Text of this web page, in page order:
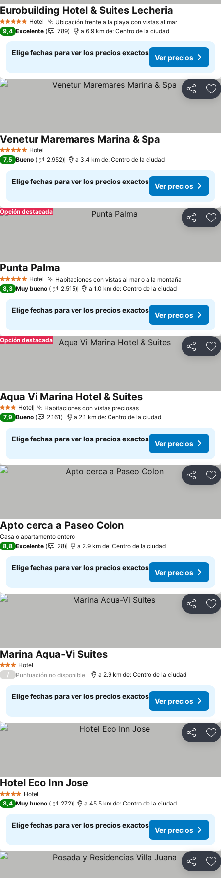
5 Estrellas Hotel Ubicación frente a la playa con vistas al mar
Eurobuilding Hotel & Suites Lecheria
9,4 Excelente 789 a 6.9 km de: Centro de la ciudad
Elige fechas para ver los precios exactos
Ver precios
Compartir
5 Estrellas Hotel
Venetur Maremares Marina & Spa
7,5 Bueno 2.952 a 3.4 km de: Centro de la ciudad
Elige fechas para ver los precios exactos
Ver precios
Compartir
Opción destacada
5 Estrellas Hotel Habitaciones con vistas al mar o a la montaña
Punta Palma
8,3 Muy bueno 2.515 a 1.0 km de: Centro de la ciudad
Elige fechas para ver los precios exactos
Ver precios
Compartir
Opción destacada
3 Estrellas
Hotel Habitaciones con vistas preciosas
Aqua Vi Marina Hotel & Suites
7,9 Bueno 2.161 a 2.1 km de: Centro de la ciudad
Elige fechas para ver los precios exactos
Ver precios
Compartir
Casa o apartamento entero
Apto cerca a Paseo Colon
8,8 Excelente 28 a 2.9 km de: Centro de la ciudad
Elige fechas para ver los precios exactos
Ver precios
Compartir
3 Estrellas
Hotel
Marina Aqua-Vi Suites
/ Puntuación no disponible a 2.9 km de: Centro de la ciudad
Elige fechas para ver los precios exactos
Ver precios
Compartir
4 EstrellasHotel
Hotel Eco Inn Jose
8,4 Muy bueno 272 a 45.5 km de: Centro de la ciudad
Elige fechas para ver los precios exactos
Ver precios
Compartir